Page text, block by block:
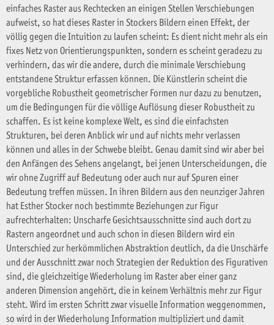
einfaches Raster aus Rechtecken an einigen Stellen Verschiebungen
aufweist, so hat dieses Raster in Stockers Bildern einen Effekt, der
völlig gegen die Intuition zu laufen scheint: Es dient nicht mehr als ein
fixes Netz von Orientierungspunkten, sondern es scheint geradezu zu
verhindern, das wir die andere, durch die minimale Verschiebung
entstandene Struktur erfassen können. Die Künstlerin scheint die
vorgebliche Robustheit geometrischer Formen nur dazu zu benutzen,
um die Bedingungen für die völlige Auflösung dieser Robustheit zu
schaffen. Es ist keine komplexe Welt, es sind die einfachsten
Strukturen, bei deren Anblick wir und auf nichts mehr verlassen
können und alles in der Schwebe bleibt. Genau damit sind wir aber bei
den Anfängen des Sehens angelangt, bei jenen Unterscheidungen, die
wir ohne Zugriff auf Bedeutung oder auch nur auf Spuren einer
Bedeutung treffen müssen. In ihren Bildern aus den neunziger Jahren
hat Esther Stocker noch bestimmte Beziehungen zur Figur
aufrechterhalten: Unscharfe Gesichtsausschnitte sind auch dort zu
Rastern angeordnet und auch schon in diesen Bildern wird ein
Unterschied zur herkömmlichen Abstraktion deutlich, da die Unschärfe
und der Ausschnitt zwar noch Strategien der Reduktion des Figurativen
sind, die gleichzeitige Wiederholung im Raster aber einer ganz
anderen Dimension angehört, die in keinem Verhältnis mehr zur Figur
steht. Wird im ersten Schritt zwar visuelle Information weggenommen,
so wird in der Wiederholung Information multipliziert und damit